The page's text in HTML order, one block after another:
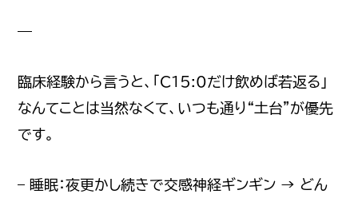
—
臨床経験から言うと、「C15:0だけ飲めば若返る」
なんてことは当然なくて、いつも通り“土台”が優先
です。
– 睡眠：夜更かし続きで交感神経ギンギン → どん